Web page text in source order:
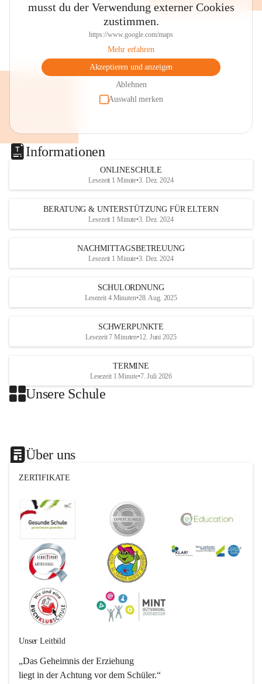
musst du der Verwendung externer Cookies
zustimmen.
https://www.google.com/maps
Mehr erfahren
Akzeptieren und anzeigen
Ablehnen
Auswahl merken
Informationen
ONLINESCHULE
Lesezeit 1 Minute•3. Dez. 2024
BERATUNG & UNTERSTÜTZUNG FÜR ELTERN
Lesezeit 1 Minute•3. Dez. 2024
NACHMITTAGSBETREUUNG
Lesezeit 1 Minute•3. Dez. 2024
SCHULORDNUNG
Lesezeit 4 Minuten•28. Aug. 2025
SCHWERPUNKTE
Lesezeit 7 Minuten•12. Juni 2025
TERMINE
Lesezeit 1 Minute•7. Juli 2026
Unsere Schule
Über uns
ZERTIFIKATE
Unser Leitbild
„Das Geheimnis der Erziehung
liegt in der Achtung vor dem Schüler.“